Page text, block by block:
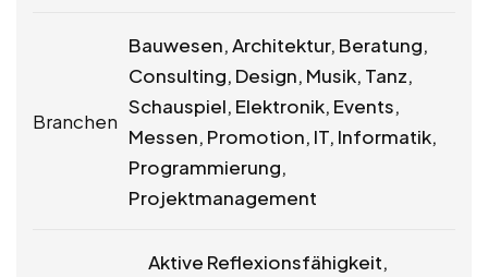
Branchen
Bauwesen, Architektur, Beratung,
Consulting, Design, Musik, Tanz,
Schauspiel, Elektronik, Events,
Messen, Promotion, IT, Informatik,
Programmierung,
Projektmanagement
Aktive Reflexionsfähigkeit,